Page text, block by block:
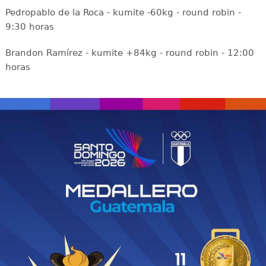
Pedropablo de la Roca - kumite -60kg - round robin -
9:30 horas
Brandon Ramírez - kumite +84kg - round robin - 12:00
horas